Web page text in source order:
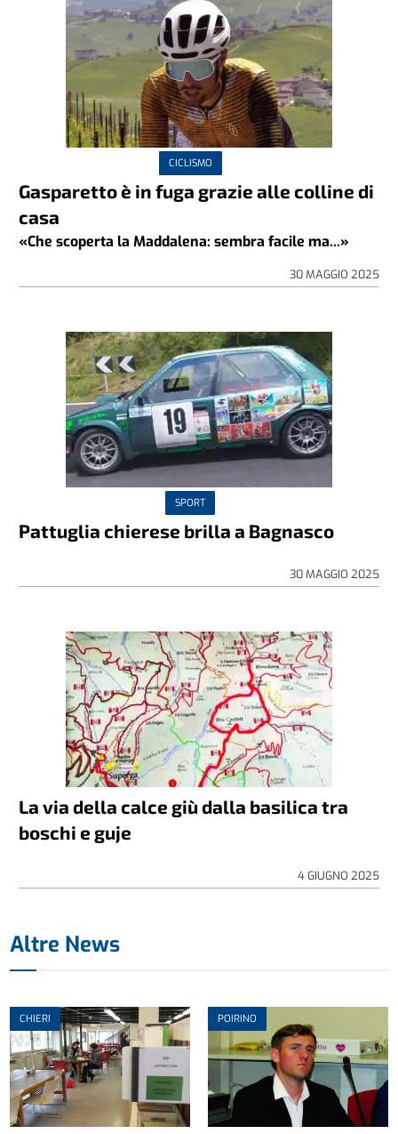
CICLISMO
Gasparetto è in fuga grazie alle colline di
casa
«Che scoperta la Maddalena: sembra facile ma...»
30 MAGGIO 2025
SPORT
Pattuglia chierese brilla a Bagnasco
30 MAGGIO 2025
La via della calce giù dalla basilica tra
boschi e guje
4 GIUGNO 2025
Altre News
CHIERI POIRINO